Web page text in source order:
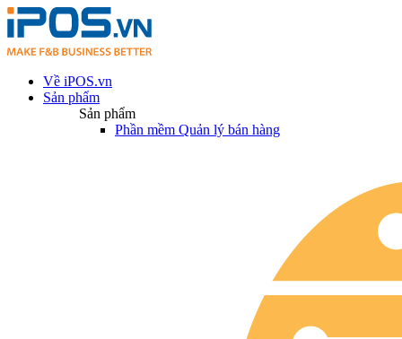
Về iPOS.vn
Sản phẩm
Sản phẩm
Phần mềm Quản lý bán hàng